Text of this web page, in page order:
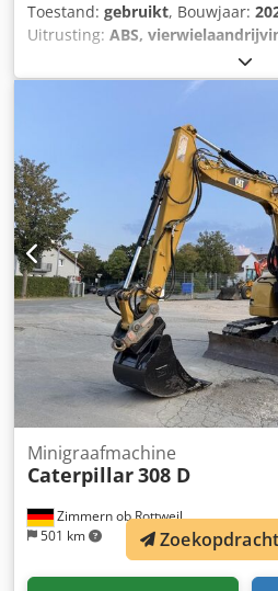
Toestand: gebruikt, Bouwjaar:
Uitrusting: ABS,
mobiele graafmachine – bouwjaar
draaiuren. Te koop aangeboden:
mobiele graafmachine in zeer
staat. Uitrusting:
* Draaiuren: 2.617 *
snelwisselsysteem * Centrale
goede staat * Krachtige en
machine is regelmatig
technisch als optisch in zeer
inzetbaar en ideaal geschikt voor
kanaalbouw, evenals voor
grondwerkzaamheden.
afspraak mogelijk. Transport kan
georganiseerd.
Zimmern ob Rottweil
501 km
Minigraafmachine
Caterpillar308 D